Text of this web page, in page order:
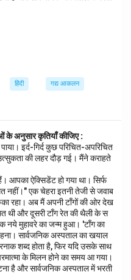
हिंदी गद्य आकलन
के अनुसार कृतियाँ कीजिए :
इर्द-गिर्द कुछ परिचित-अपरिचित
की लहर दौड़ गई। मैंने कराहते
आपका ऐक्सिडेंट हो गया था। सिर्फ
नहीं।" एक चेहरा इतनी तेजी से जवाब
रहा। अब मैं अपनी टाँगों की ओर देख
थी और दूसरी टाँग रेत की थैली के स
नये मुहावरे का जन्म हुआ। 'टाँग का
सार्वजनिक अस्पताल का खयाल
शब्द होता है, फिर यदि उसके साथ
के मिलन होने का समय आ गया।
है और सार्वजनिक अस्पताल में भरती